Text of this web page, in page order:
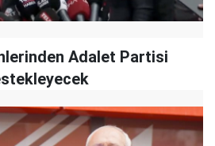
Adalet Partisi